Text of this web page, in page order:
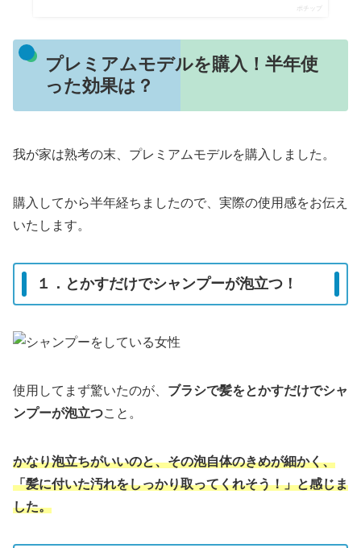
ポチップ
プレミアムモデルを購入！半年使
った効果は？
我が家は熟考の末、プレミアムモデルを購入しました。
購入してから半年経ちましたので、実際の使用感をお伝え
いたします。
１．とかすだけでシャンプーが泡立つ！
使用してまず驚いたのが、 ブラシで髪をとかすだけでシャ
ンプーが泡立つこと。
かなり泡立ちがいいのと、その泡自体のきめが細かく、
「髪に付いた汚れをしっかり取ってくれそう！」と感じま
した。